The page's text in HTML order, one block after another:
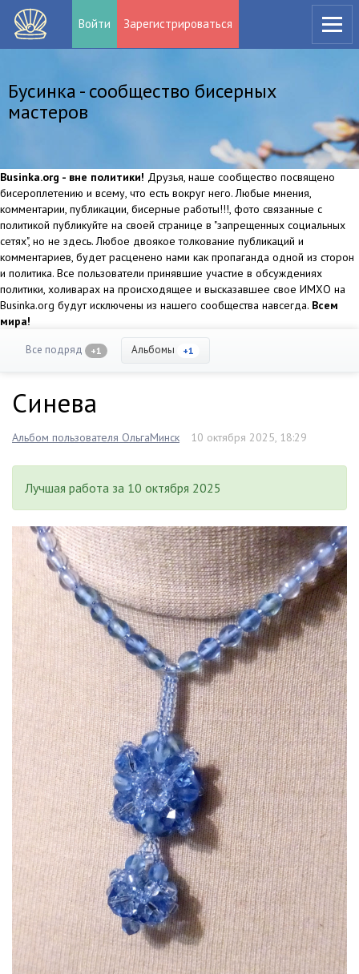
Войти Зарегистрироваться
Бусинка - сообщество бисерных
мастеров
Businka.org - вне политики! Друзья, наше сообщество посвящено
бисероплетению и всему, что есть вокруг него. Любые мнения,
комментарии, публикации, бисерные работы!!!, фото связанные с
политикой публикуйте на своей странице в "запрещенных социальных
сетях", но не здесь. Любое двоякое толкование публикаций и
комментариев, будет расценено нами как пропаганда одной из сторон
и политика. Все пользователи принявшие участие в обсуждениях
политики, холиварах на происходящее и высказавшее свое ИМХО на
Businka.org будут исключены из нашего сообщества навсегда. Всем
мира!
Все подряд +1 Альбомы +1
Синева
Альбом пользователя ОльгаМинск 10 октября 2025, 18:29
Лучшая работа за 10 октября 2025